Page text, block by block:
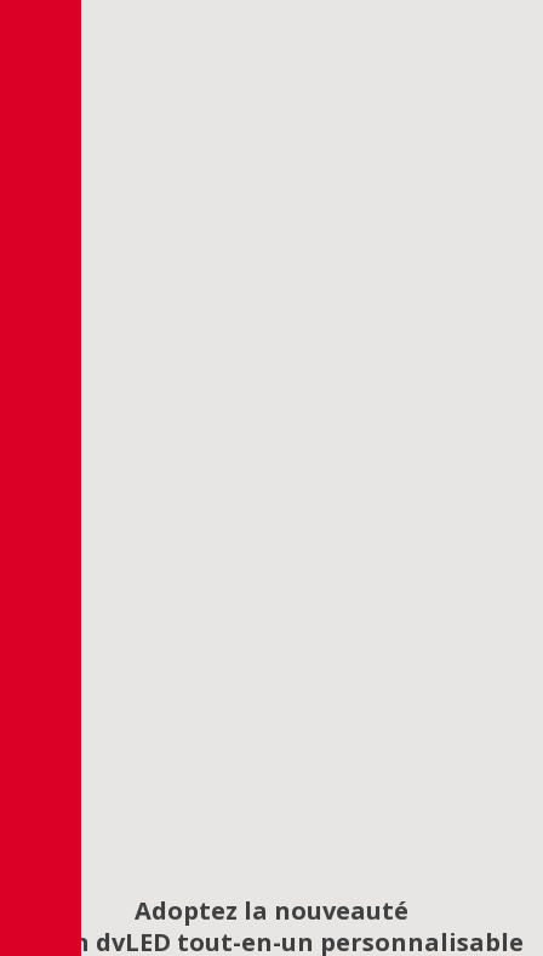
Adoptez la nouveauté
Écran dvLED tout-en-un personnalisable